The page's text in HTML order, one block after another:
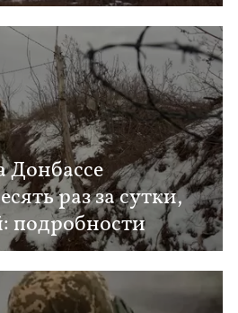
Донбассе
раз за сутки,
подробности